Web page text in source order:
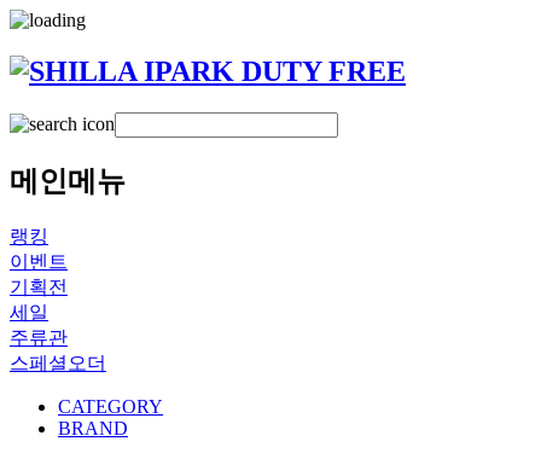
메인메뉴
랭킹
이벤트
기획전
세일
주류관
스페셜오더
CATEGORY
BRAND